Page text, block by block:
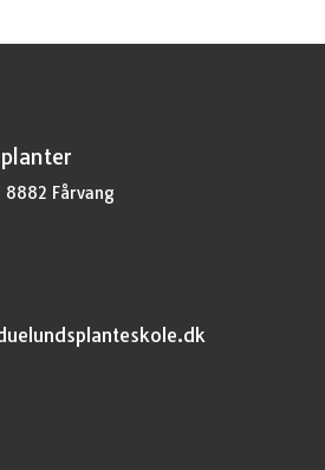
8882 Fårvang